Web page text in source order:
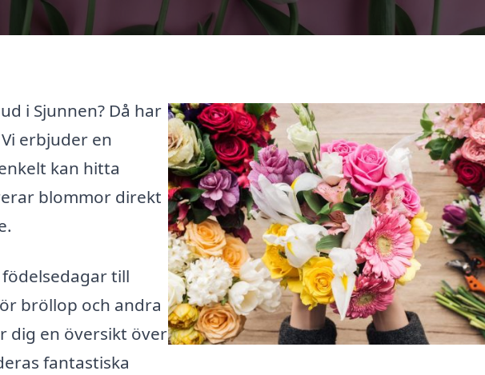
i Sjunnen? Då har
erbjuder en
kan hitta
blommor direkt
till
bröllop och andra
dig en översikt över
fantastiska